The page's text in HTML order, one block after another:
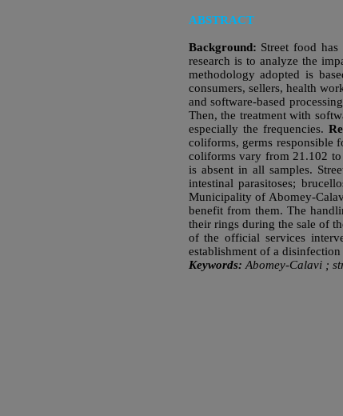
ABSTRACT
Background: Street food
research is to analyze the
methodology adopted is
consumers, sellers, health
and software-based
Then, the treatment with
especially the frequencies.
coliforms, germs responsible
coliforms vary from 21.102
is absent in all samples.
intestinal parasitoses;
Municipality of Abomey-
benefit from them. The
their rings during the sale of
of the official services
establishment of a
Keywords: Abomey-Calavi ;